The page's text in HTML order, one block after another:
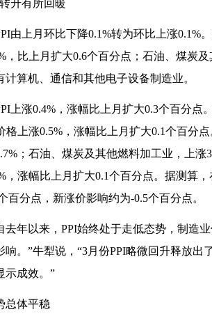
升有所回暖
由上月环比下降0.1%转为环比上涨0.1%
，比上月扩大0.6个百分点；石油、煤炭
计算机、通信和其他电子设备制造业。
上涨0.4%，涨幅比上月扩大0.3个百分
格上涨0.5%，涨幅比上月扩大0.1个百分
；石油、煤炭及其他燃料加工业，上涨
，涨幅比上月扩大0.1个百分点。据测算
百分点，新涨价影响约为-0.5个百分点。
去年以来，PPI始终处于走低态势，制造
响。”牛犁说，“3月份PPI略微回升释放
示成效。”
总体平稳